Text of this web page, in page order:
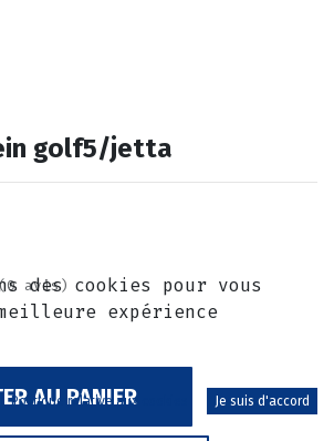
golf5/jetta
avis)
AU PANIER
des cookies pour vous
expérience
Politique relative aux cookies Je suis d'accord